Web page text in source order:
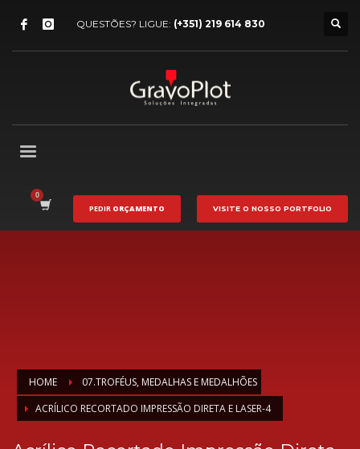
QUESTÕES? LIGUE: (+351) 219 614 830
PEDIR ORÇAMENTO VISITE O NOSSO PORTFOLIO
HOME
07.TROFÉUS, MEDALHAS E MEDALHÕES
ACRÍLICO RECORTADO IMPRESSÃO DIRETA E LASER-4